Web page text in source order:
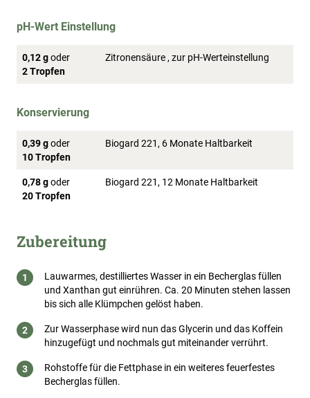
pH-Wert Einstellung
0,12 goder
2 Tropfen
Zitronensäure , zur pH-Werteinstellung
Konservierung
0,39 goder
10 Tropfen
Biogard 221, 6 Monate Haltbarkeit
0,78 goder
20 Tropfen
Biogard 221, 12 Monate Haltbarkeit
Zubereitung
Lauwarmes, destilliertes Wasser in ein Becherglas füllen
und Xanthan gut einrühren. Ca. 20 Minuten stehen lassen
bis sich alle Klümpchen gelöst haben.
Zur Wasserphase wird nun das Glycerin und das Koffein
hinzugefügt und nochmals gut miteinander verrührt.
Rohstoffe für die Fettphase in ein weiteres feuerfestes
Becherglas füllen.